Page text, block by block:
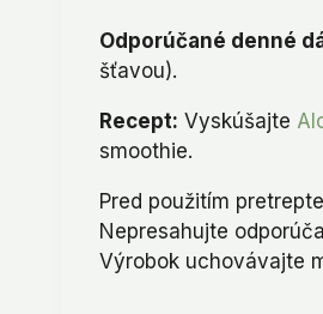
Odporúčané denné
šťavou).
Recept: Vyskúšajte
smoothie.
Pred použitím
Nepresahujte
Výrobok uchovávajte